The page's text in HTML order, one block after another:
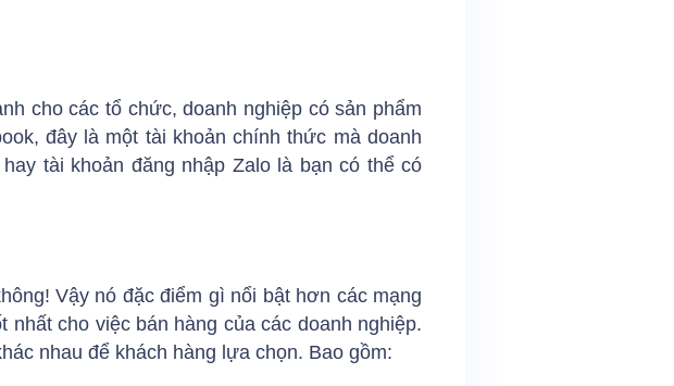
cho các tổ chức, doanh nghiệp có sản phẩm
đây là một tài khoản chính thức mà doanh
tài khoản đăng nhập Zalo là bạn có thể có
Vậy nó đặc điểm gì nổi bật hơn các mạng
cho việc bán hàng của các doanh nghiệp.
nhau để khách hàng lựa chọn. Bao gồm: